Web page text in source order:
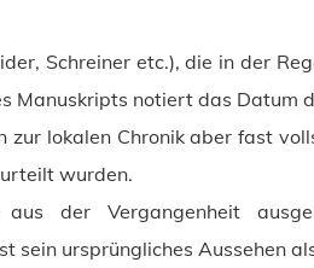
Schreiner etc.), die in der
Manuskripts notiert das Datum
zur lokalen Chronik aber fast
wurden.
der Vergangenheit
sein ursprüngliches Aussehen